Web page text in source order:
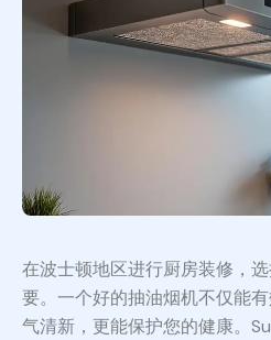
在波士顿地区进行厨房装修，
要。一个好的抽油烟机不仅能
气清新，更能保护您的健康。